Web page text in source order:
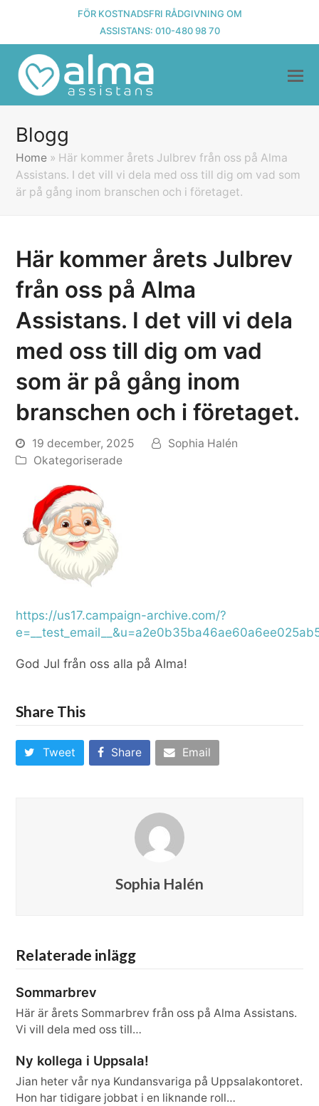
FÖR KOSTNADSFRI RÅDGIVNING OM
ASSISTANS: 010-480 98 70
Blogg
Home » Här kommer årets Julbrev från oss på Alma
Assistans. I det vill vi dela med oss till dig om vad som
är på gång inom branschen och i företaget.
Här kommer årets Julbrev
från oss på Alma
Assistans. I det vill vi dela
med oss till dig om vad
som är på gång inom
branschen och i företaget.
19 december, 2025
Sophia Halén
Okategoriserade
https://us17.campaign-archive.com/?
God Jul från oss alla på Alma!
Share This
Tweet Share Email
Sophia Halén
Relaterade inlägg
Sommarbrev
Här är årets Sommarbrev från oss på Alma Assistans.
Vi vill dela med oss till…
Ny kollega i Uppsala!
Jian heter vår nya Kundansvariga på Uppsalakontoret.
Hon har tidigare jobbat i en liknande roll…